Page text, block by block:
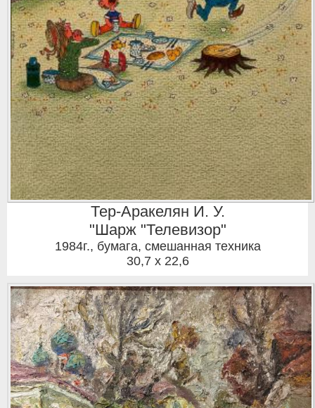
Тер-Аракелян И. У.
"Шарж "Телевизор"
1984г., бумага, смешанная техника
30,7 x 22,6